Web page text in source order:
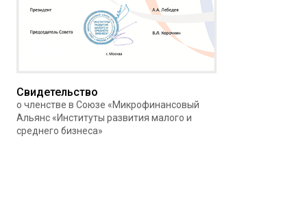
Свидетельство
о членстве в Союзе «Микрофинансовый
Альянс «Институты развития малого и
среднего бизнеса»